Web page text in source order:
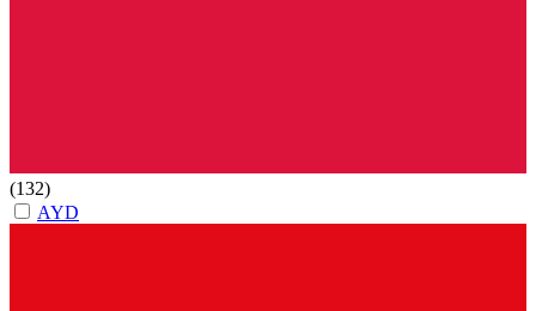
(132)
AYD